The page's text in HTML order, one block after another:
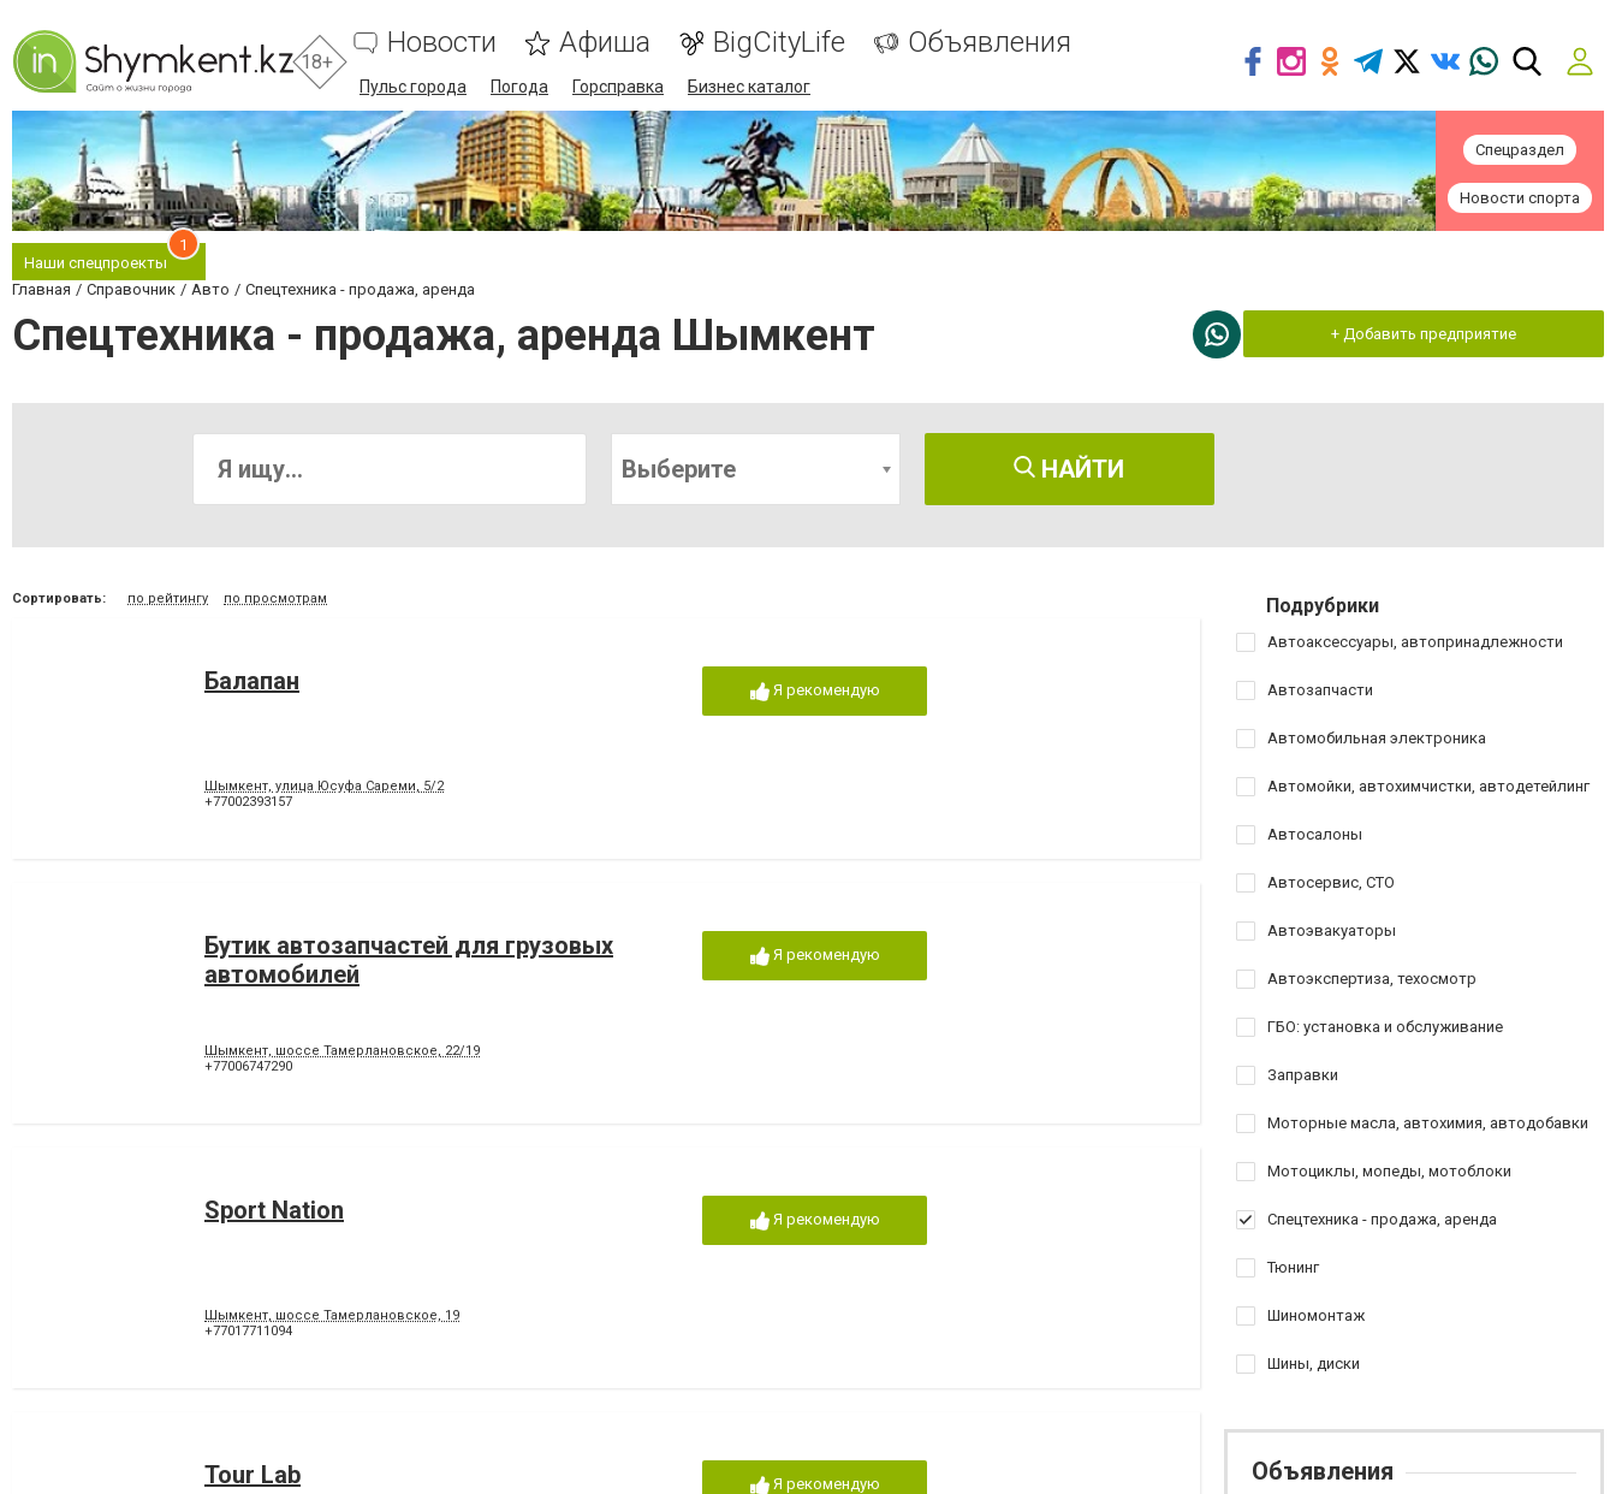
18+
Новости Афиша BigCityLife Объявления
Пульс города Погода Горсправка Бизнес каталог
Спецраздел
Новости спорта
Наши спецпроекты
1
Главная Справочник Авто Спецтехника - продажа, аренда
Спецтехника - продажа, аренда Шымкент + Добавить предприятие
Выберите НАЙТИ
Сортировать: по рейтингу по просмотрам
Балапан
Шымкент, улица Юсуфа Сареми, 5/2
+77002393157
Я рекомендую
Бутик автозапчастей для грузовых
автомобилей
Шымкент, шоссе Тамерлановское, 22/19
+77006747290
Я рекомендую
Sport Nation
Шымкент, шоссе Тамерлановское, 19
+77017711094
Я рекомендую
Tour Lab Я рекомендую
Подрубрики
Автоаксессуары, автопринадлежности
Автозапчасти
Автомобильная электроника
Автомойки, автохимчистки, автодетейлинг
Автосалоны
Автосервис, СТО
Автоэвакуаторы
Автоэкспертиза, техосмотр
ГБО: установка и обслуживание
Заправки
Моторные масла, автохимия, автодобавки
Мотоциклы, мопеды, мотоблоки
Спецтехника - продажа, аренда
Тюнинг
Шиномонтаж
Шины, диски
Объявления